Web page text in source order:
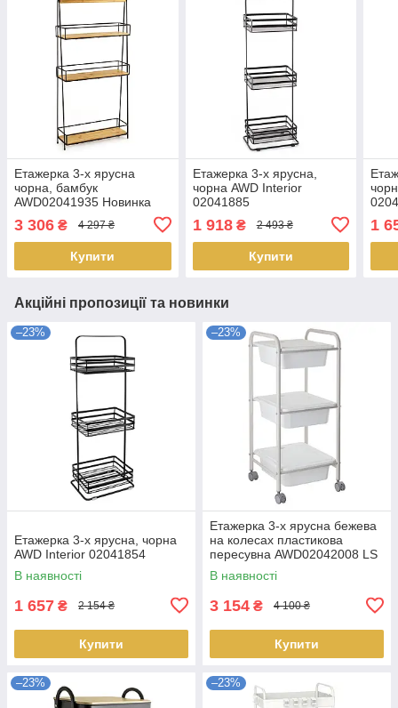
Етажерка 3-х ярусна
чорна, бамбук
AWD02041935 Новинка
3 306 ₴ 4 297 ₴
Купити
Етажерка 3-х ярусна,
чорна AWD Interior
02041885
1 918₴ 2 493 ₴
Купити
1
Акційні пропозиції та новинки
–23%
Етажерка 3-х ярусна, чорна
AWD Interior 02041854
В наявності
1 657 ₴ 2 154 ₴
Купити
–23%
Етажерка 3-х ярусна бежева
на колесах пластикова
пересувна AWD02042008 LS
В наявності
3 154 ₴ 4 100 ₴
Купити
–23% –23%